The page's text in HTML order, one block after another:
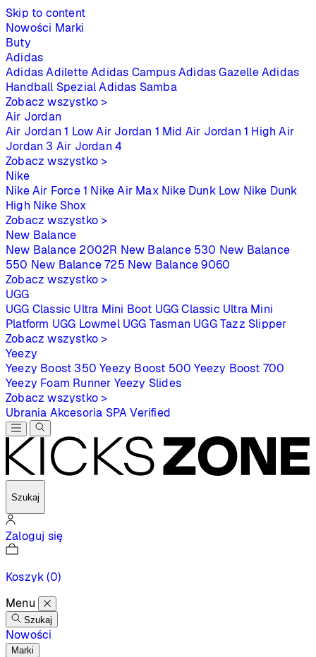
Skip to content
Nowości Marki
Buty
Adidas
Adidas Adilette Adidas Campus Adidas Gazelle Adidas
Handball Spezial Adidas Samba
Zobacz wszystko >
Air Jordan
Air Jordan 1 Low Air Jordan 1 Mid Air Jordan 1 High Air
Jordan 3 Air Jordan 4
Zobacz wszystko >
Nike
Nike Air Force 1 Nike Air Max Nike Dunk Low Nike Dunk
High Nike Shox
Zobacz wszystko >
New Balance
New Balance 2002R New Balance 530 New Balance
550 New Balance 725 New Balance 9060
Zobacz wszystko >
UGG
UGG Classic Ultra Mini Boot UGG Classic Ultra Mini
Platform UGG Lowmel UGG Tasman UGG Tazz Slipper
Zobacz wszystko >
Yeezy
Yeezy Boost 350 Yeezy Boost 500 Yeezy Boost 700
Yeezy Foam Runner Yeezy Slides
Zobacz wszystko >
Ubrania Akcesoria SPAVerified
Szukaj
Zaloguj się
Koszyk(0)
Menu
Szukaj
Nowości
Marki